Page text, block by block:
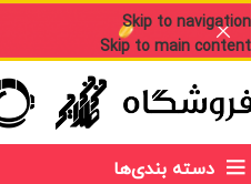
Skip to navigation
Skip to main content
دسته بندی‌ها